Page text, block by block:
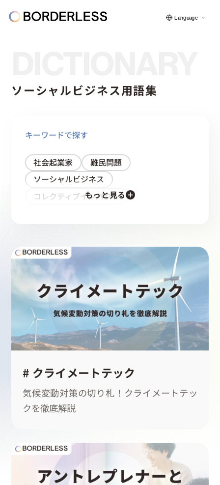
ソーシャルビジネス
フェロー紹介
起業家になる
アライになる
サービスを利用する
イベント
プレスルーム
お問い合わせ
Language
ソーシャルビジネス用語集
キーワードで探す
社会起業家
難民問題
ソーシャルビジネス
コレクティブインパクト
アントレプレナー
貧困問題
少子高齢化
もっと見る
# クライメートテック
気候変動対策の切り札！クライメートテッ
クを徹底解説